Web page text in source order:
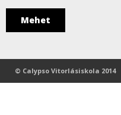
© Calypso Vitorlásiskola 2014